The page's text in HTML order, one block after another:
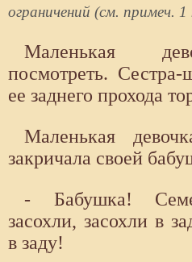
ограничений (см. примеч.
Маленькая
посмотреть.
ее заднего прохода
Маленькая
закричала своей
- Бабушка!
засохли, засохли в
в заду!